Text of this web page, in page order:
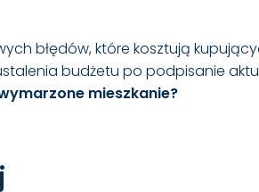
błędów, które kosztują
budżetu po podpisanie
mieszkanie?